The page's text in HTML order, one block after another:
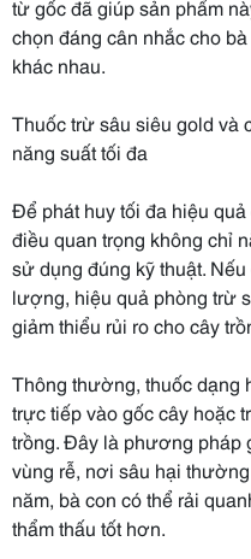
từ gốc đã giúp sản phẩm
chọn đáng cân nhắc cho
khác nhau.
Thuốc trừ sâu siêu gold và
năng suất tối đa
Để phát huy tối đa hiệu
điều quan trọng không chỉ
sử dụng đúng kỹ thuật.
lượng, hiệu quả phòng trừ
giảm thiểu rủi ro cho cây
Thông thường, thuốc dạng
trực tiếp vào gốc cây hoặc
trồng. Đây là phương pháp
vùng rễ, nơi sâu hại
năm, bà con có thể rải
thẩm thấu tốt hơn.